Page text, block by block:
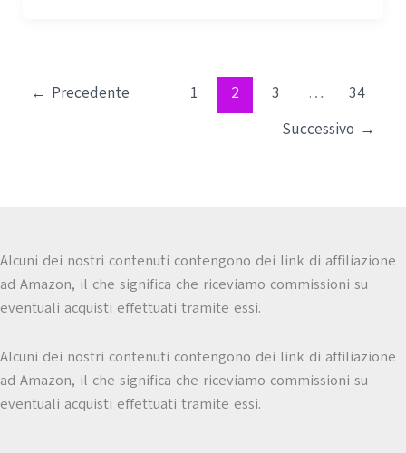
← Precedente 1 2 3 …
34
Successivo →
Alcuni dei nostri contenuti contengono dei link di affiliazione
ad Amazon, il che significa che riceviamo commissioni su
eventuali acquisti effettuati tramite essi.
Alcuni dei nostri contenuti contengono dei link di affiliazione
ad Amazon, il che significa che riceviamo commissioni su
eventuali acquisti effettuati tramite essi.